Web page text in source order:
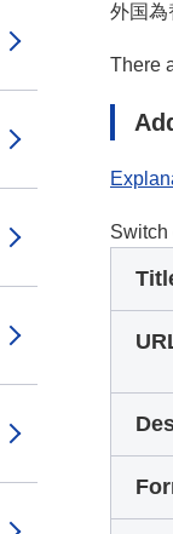
外国為
There
Switch